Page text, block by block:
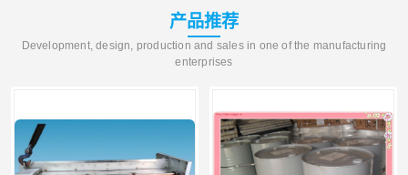
产品推荐
Development, design, production and sales in one of the manufacturing
enterprises